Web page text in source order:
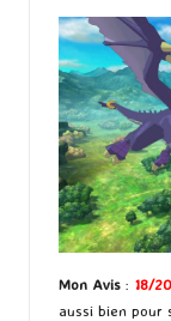
Mon Avis : 18/20
aussi bien pour